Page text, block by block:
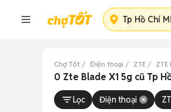
Tp Hồ Chí
Chợ Tốt Điện thoại ZTE ZTE
0 Zte Blade X1 5g cũ Tp
Lọc Điện thoại